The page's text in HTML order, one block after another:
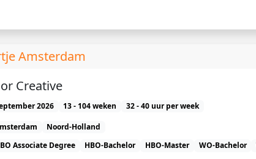
Amsterdam
Creative
2026 13 - 104 weken
32 - 40 uur per week
Noord-Holland
Associate Degree
HBO-Bachelor HBO-Master WO-Bachelor